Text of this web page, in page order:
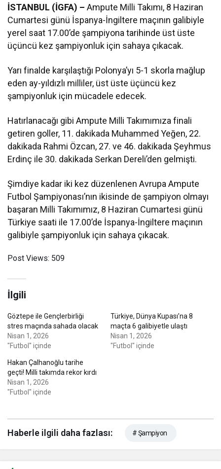
İSTANBUL (İGFA) –Ampute Milli Takımı, 8 Haziran
Cumartesi günü İspanya-İngiltere maçının galibiyle
yerel saat 17.00’de şampiyona tarihinde üst üste
üçüncü kez şampiyonluk için sahaya çıkacak.
Yarı finalde karşılaştığı Polonya’yı 5-1 skorla mağlup
eden ay-yıldızlı milliler, üst üste üçüncü kez
şampiyonluk için mücadele edecek.
Hatırlanacağı gibi Ampute Milli Takımımıza finali
getiren goller, 11. dakikada Muhammed Yeğen, 22.
dakikada Rahmi Özcan, 27. ve 46. dakikada Şeyhmus
Erdinç ile 30. dakikada Serkan Dereli’den gelmişti.
Şimdiye kadar iki kez düzenlenen Avrupa Ampute
Futbol Şampiyonası’nın ikisinde de şampiyon olmayı
başaran Milli Takımımız, 8 Haziran Cumartesi günü
Türkiye saati ile 17.00’de İspanya-İngiltere maçının
galibiyle şampiyonluk için sahaya çıkacak.
Post Views: 509
İlgili
Göztepe ile Gençlerbirliği
stres maçında sahada olacak
Nisan 1, 2026
"Futbol" içinde
Türkiye, Dünya Kupası’na 8
maçta 6 galibiyetle ulaştı
Nisan 1, 2026
"Futbol" içinde
Hakan Çalhanoğlu tarihe
geçti! Milli takımda rekor kırdı
Nisan 1, 2026
"Futbol" içinde
Haberle ilgili daha fazlası: # Şampiyon